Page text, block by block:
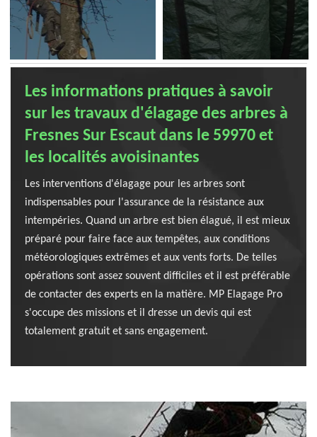
Les informations pratiques à savoir
sur les travaux d'élagage des arbres à
Fresnes Sur Escaut dans le 59970 et
les localités avoisinantes
Les interventions d'élagage pour les arbres sont
indispensables pour l'assurance de la résistance aux
intempéries. Quand un arbre est bien élagué, il est mieux
préparé pour faire face aux tempêtes, aux conditions
météorologiques extrêmes et aux vents forts. De telles
opérations sont assez souvent difficiles et il est préférable
de contacter des experts en la matière. MP Elagage Pro
s'occupe des missions et il dresse un devis qui est
totalement gratuit et sans engagement.